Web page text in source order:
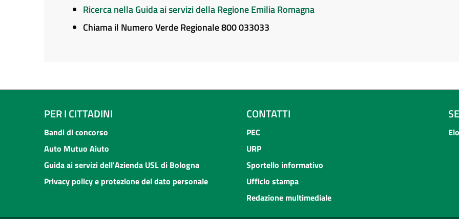
Ricerca nella Guida ai servizi della Regione Emilia Romagna
Chiama il Numero Verde Regionale 800 033033
PER I CITTADINI
Bandi di concorso
Auto Mutuo Aiuto
Guida ai servizi dell'Azienda USL di Bologna
Privacy policy e protezione del dato personale
CONTATTI
PEC
URP
Sportello informativo
Ufficio stampa
Redazione multimediale